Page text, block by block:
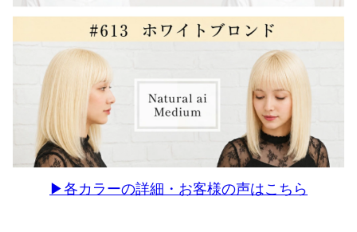
▶各カラーの詳細・お客様の声はこちら